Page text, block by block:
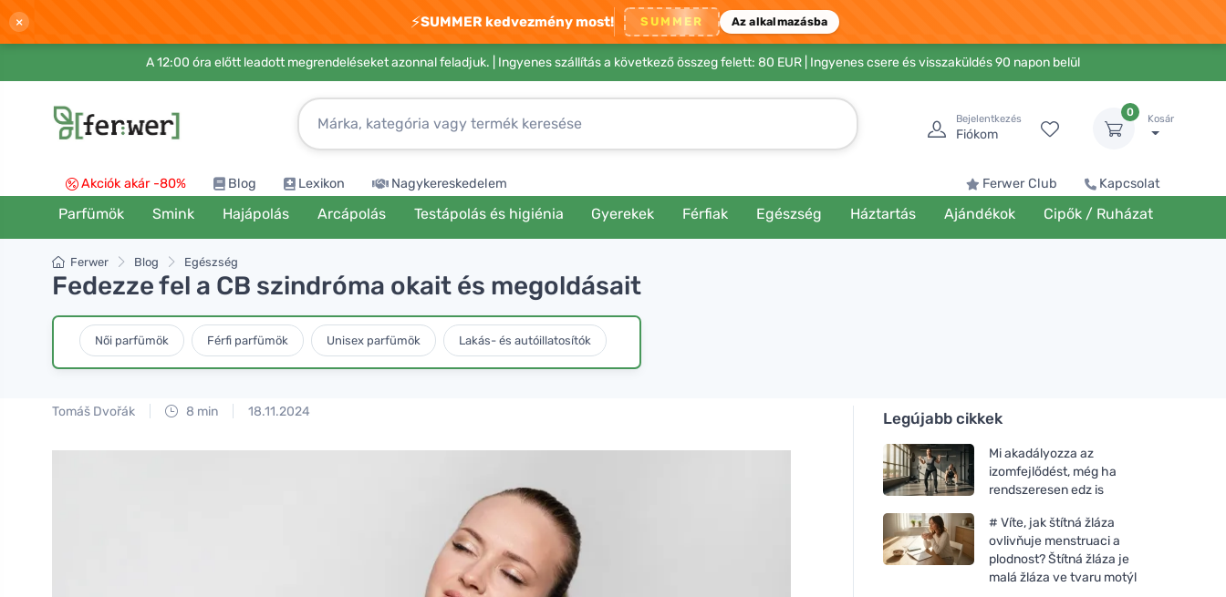
× ⚡SUMMER kedvezmény most! SUMMER Az alkalmazásba
A 12:00 óra előtt leadott megrendeléseket azonnal feladjuk. | Ingyenes szállítás a következő összeg felett: 80 EUR | Ingyenes csere és visszaküldés 90 napon belül
Bejelentkezés
Fiókom
0
Kosár
Akciók akár -80% Blog Lexikon Nagykereskedelem Ferwer Club Kapcsolat
Parfümök Smink Hajápolás Arcápolás Testápolás és higiénia Gyerekek Férfiak Egészség Háztartás Ajándékok Cipők / Ruházat
Ferwer Blog Egészség
Fedezze fel a CB szindróma okait és megoldásait
Női parfümök Férfi parfümök Unisex parfümök Lakás- és autóillatosítók
Tomáš Dvořák 8 min 18.11.2024 Legújabb cikkek
Mi akadályozza az
izomfejlődést, még ha
rendszeresen edz is
# Víte, jak štítná žláza
ovlivňuje menstruaci a
plodnost? Štítná žláza je
malá žláza ve tvaru motýl